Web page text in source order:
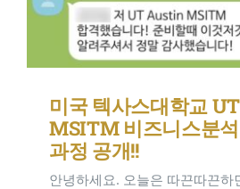
미국 텍사스대학교
MSITM 비즈니스분
과정 공개!!
안녕하세요. 오늘은 따끈따끈하